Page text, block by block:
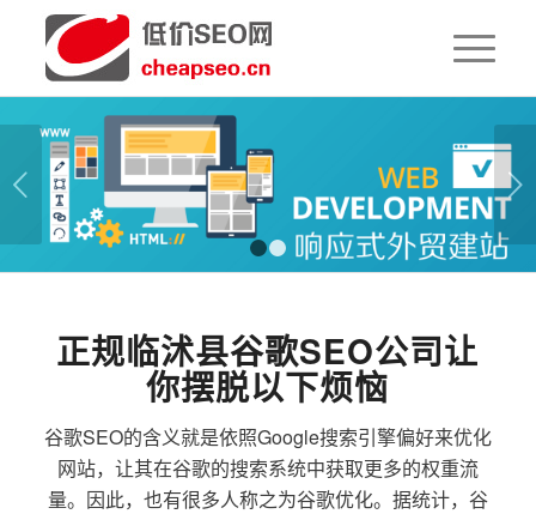
下一页
1 2
正规临沭县谷歌SEO公司让
你摆脱以下烦恼
谷歌SEO的含义就是依照Google搜索引擎偏好来优化
网站，让其在谷歌的搜索系统中获取更多的权重流
量。因此，也有很多人称之为谷歌优化。据统计，谷